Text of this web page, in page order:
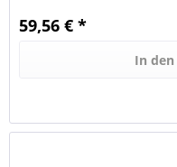
59,56 € *
In den